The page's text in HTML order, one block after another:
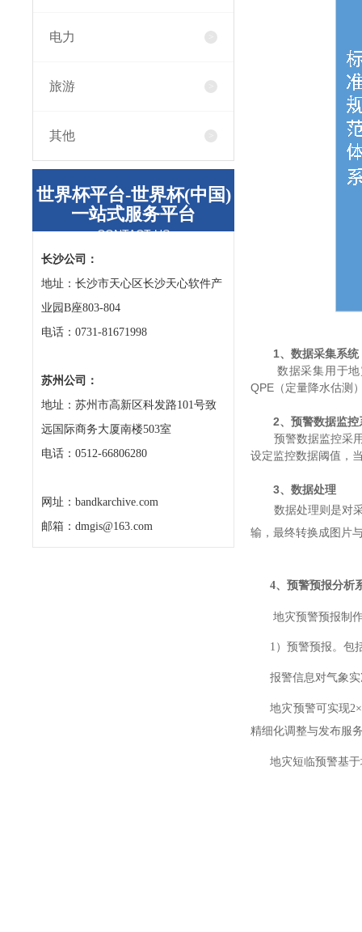
电力
旅游
其他
世界杯平台-世界杯(中国)
一站式服务平台
CONTACT US
长沙公司：
地址：长沙市天心区长沙天心软件产
业园B座803-804
电话：0731-81671998
苏州公司：
地址：苏州市高新区科发路101号致
远国际商务大厦南楼503室
电话：0512-66806280
网址：bandkarchive.com
邮箱：dmgis@163.com
1、数据采集系统
数据采集用于地灾
QPE（定量降水估测
2、预警数据监控
预警数据监控采用
设定监控数据阈值，
3、数据处理
数据处理则是对采
输，最终转换成图片
4、预警预报分析
地灾预警预报制作
1）预警预报。包括
报警信息对气象实
地灾预警可实现
精细化调整与发布服
地灾短临预警基于